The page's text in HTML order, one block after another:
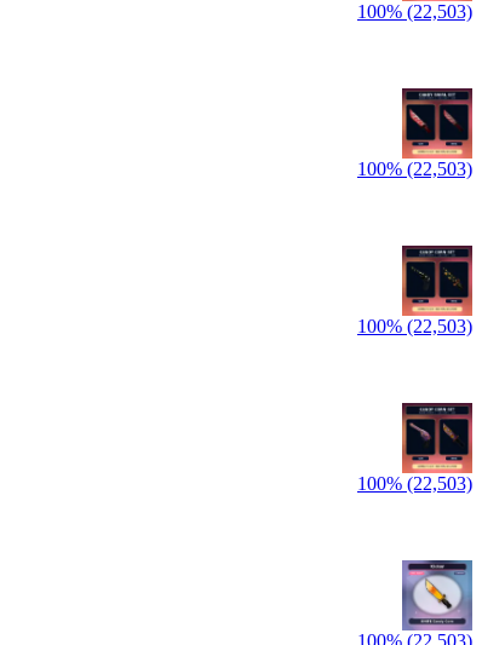
100% (22,503)
100% (22,503)
100% (22,503)
100% (22,503)
100% (22,503)